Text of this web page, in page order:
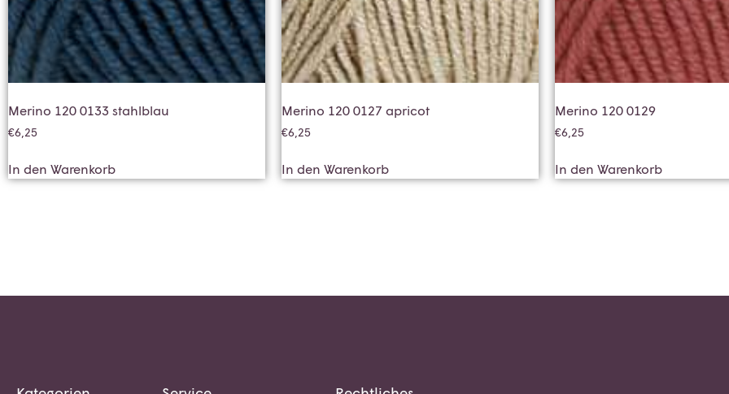
Merino 120 0133 stahlblau
€6,25
In den Warenkorb
Merino 120 0127 apricot
€6,25
In den Warenkorb
Merino 120 0129
€6,25
In den Warenkorb